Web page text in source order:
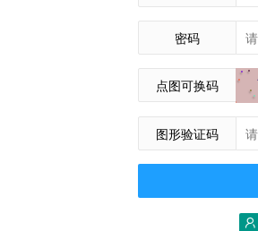
密码
点图可换码
图形验证码